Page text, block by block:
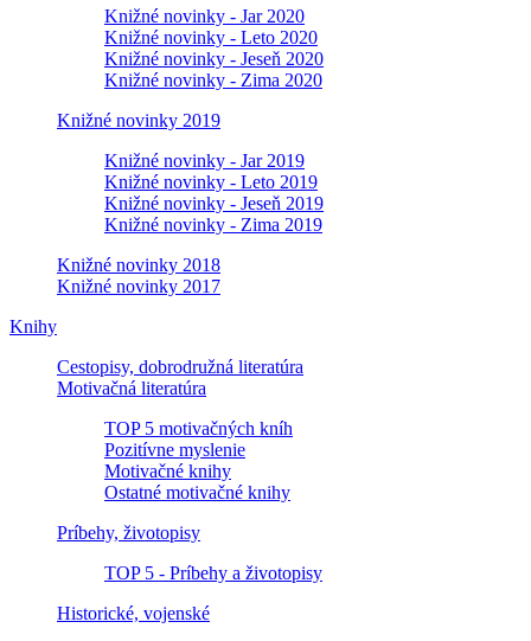
Knižné novinky - Jar 2020
Knižné novinky - Leto 2020
Knižné novinky - Jeseň 2020
Knižné novinky - Zima 2020
Knižné novinky 2019
Knižné novinky - Jar 2019
Knižné novinky - Leto 2019
Knižné novinky - Jeseň 2019
Knižné novinky - Zima 2019
Knižné novinky 2018
Knižné novinky 2017
Knihy
Cestopisy, dobrodružná literatúra
Motivačná literatúra
TOP 5 motivačných kníh
Pozitívne myslenie
Motivačné knihy
Ostatné motivačné knihy
Príbehy, životopisy
TOP 5 - Príbehy a životopisy
Historické, vojenské